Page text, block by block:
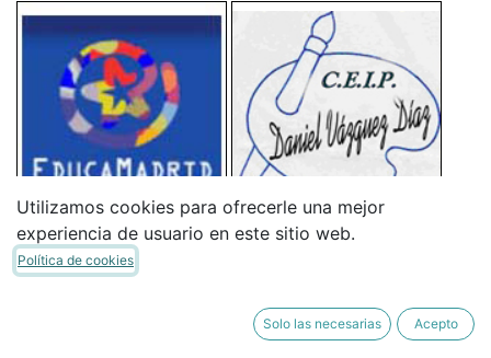
Utilizamos cookies para ofrecerle una mejor
experiencia de usuario en este sitio web.
Política de cookies
Solo las necesarias Acepto